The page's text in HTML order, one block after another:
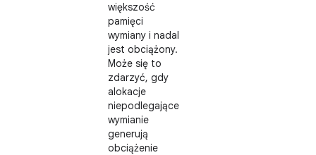
większość
pamięci
wymiany i nadal
jest obciążony.
Może się to
zdarzyć, gdy
alokacje
niepodlegające
wymianie
generują
obciążenie